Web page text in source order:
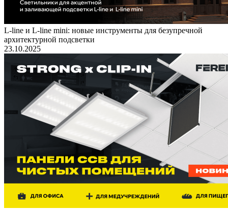
L-line и L-line mini: новые инструменты для безупречной
архитектурной подсветки
23.10.2025